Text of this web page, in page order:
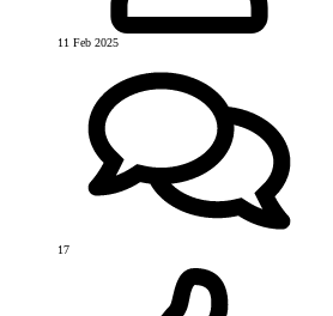
11 Feb 2025
17